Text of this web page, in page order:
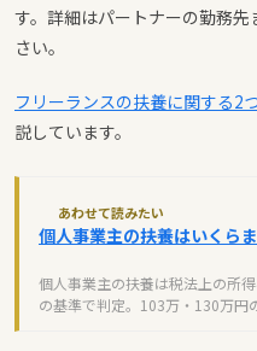
す。詳細はパートナーの勤務
さい。
フリーランスの扶養に関する2
説しています。
あわせて読みたい
個人事業主の扶養はいくら
個人事業主の扶養は税法上の所
の基準で判定。103万・130万円